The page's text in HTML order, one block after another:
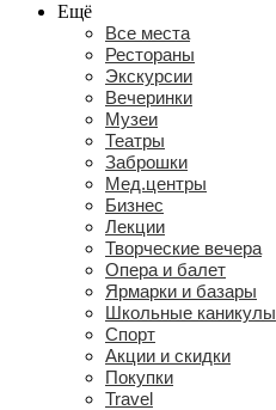
Ещё
Все места
Рестораны
Экскурсии
Вечеринки
Музеи
Театры
Заброшки
Мед.центры
Бизнес
Лекции
Творческие вечера
Опера и балет
Ярмарки и базары
Школьные каникулы
Спорт
Акции и скидки
Покупки
Travel